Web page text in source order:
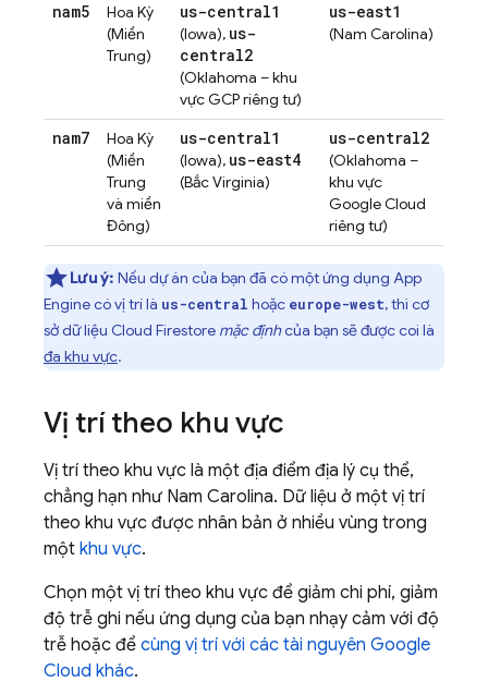
nam5
Hoa Kỳ
(Miền
Trung)
us-central1
(Iowa), us-
central2
(Oklahoma – khu
vực GCP riêng tư)
us-east1
(Nam Carolina)
nam7
Hoa Kỳ
(Miền
Trung
và miền
Đông)
us-central1
(Iowa), us-east4
(Bắc Virginia)
us-central2
(Oklahoma –
khu vực
Google Cloud
riêng tư)
Lưu ý: Nếu dự án của bạn đã có một ứng dụng App
Enginecó vị trí là us-central hoặc europe-west, thì cơ
sở dữ liệu Cloud Firestore mặc địnhcủa bạn sẽ được coi là
đa khu vực.
Vị trí theo khu vực
Vị trí theo khu vực là một địa điểm địa lý cụ thể,
chẳng hạn như Nam Carolina. Dữ liệu ở một vị trí
theo khu vực được nhân bản ở nhiều vùng trong
một khu vực.
Chọn một vị trí theo khu vực để giảm chi phí, giảm
độ trễ ghi nếu ứng dụng của bạn nhạy cảm với độ
trễ hoặc để cùng vị trí với các tài nguyên Google
Cloud khác.